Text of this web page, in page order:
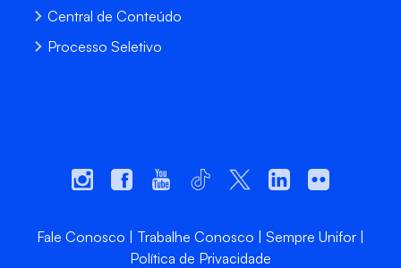
Central de Conteúdo
Processo Seletivo
Fale Conosco Trabalhe Conosco
Sempre Unifor
Política de Privacidade